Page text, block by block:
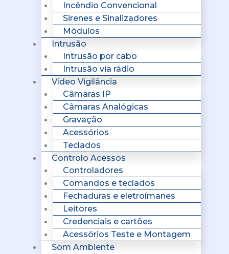
Incêndio Convencional
Sirenes e Sinalizadores
Módulos
Intrusão
Intrusão por cabo
Intrusão via rádio
Vídeo Vigilância
Câmaras IP
Câmaras Analógicas
Gravação
Acessórios
Teclados
Controlo Acessos
Controladores
Comandos e teclados
Fechaduras e eletroímanes
Leitores
Credenciais e cartões
Acessórios Teste e Montagem
Som Ambiente